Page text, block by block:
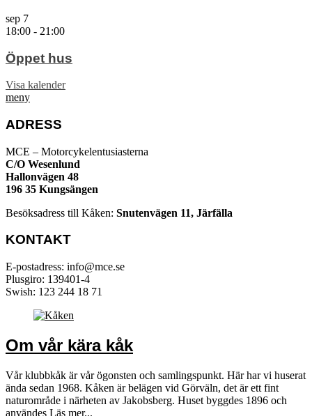
sep 7
18:00 - 21:00
Öppet hus
Visa kalender
meny
ADRESS
MCE – Motorcykelentusiasterna
C/O Wesenlund
Hallonvägen 48
196 35 Kungsängen
Besöksadress till Kåken: Snutenvägen 11, Järfälla
KONTAKT
E-postadress: info@mce.se
Plusgiro: 139401-4
Swish: 123 244 18 71
Om vår kära kåk
Vår klubbkåk är vår ögonsten och samlingspunkt. Här har vi huserat
ända sedan 1968. Kåken är belägen vid Görväln, det är ett fint
naturområde i närheten av Jakobsberg. Huset byggdes 1896 och
användes Läs mer...